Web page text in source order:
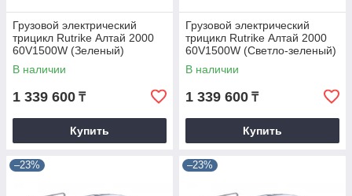
Грузовой электрический
трицикл Rutrike Алтай 2000
60V1500W (Зеленый)
В наличии
1 339 600 ₸
Купить
Грузовой электрический
трицикл Rutrike Алтай 2000
60V1500W (Светло-зеленый)
В наличии
1 339 600 ₸
Купить
–23% –23%